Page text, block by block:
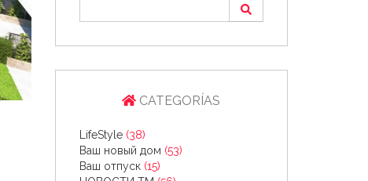
CATEGORÍAS
LifeStyle (38)
Ваш новый дом (53)
Ваш отпуск (15)